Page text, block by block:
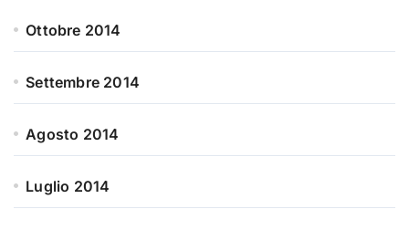
Ottobre 2014
Settembre 2014
Agosto 2014
Luglio 2014